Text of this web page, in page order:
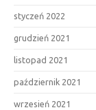
styczeń 2022
grudzień 2021
listopad 2021
październik 2021
wrzesień 2021